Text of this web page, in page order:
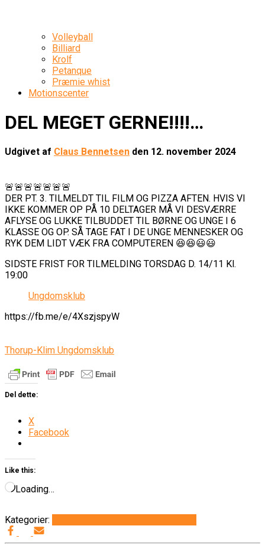
Volleyball
Billiard
Krolf
Petanque
Præmie whist
Motionscenter
DEL MEGET GERNE!!!!…
Udgivet af Claus Bennetsen den 12. november 2024
🚨🚨🚨🚨🚨🚨🚨
DER PT. 3. TILMELDT TIL FILM OG PIZZA AFTEN. HVIS VI
IKKE KOMMER OP PÅ 10 DELTAGER MÅ VI DESVÆRRE
AFLYSE OG LUKKE TILBUDDET TIL BØRNE OG UNGE I 6
KLASSE OG OP. SÅ TAGE FAT I DE UNGE MENNESKER OG
RYK DEM LIDT VÆK FRA COMPUTEREN 😆😆😃😃
SIDSTE FRIST FOR TILMELDING TORSDAG D. 14/11 Kl.
19:00
Ungdomsklub
https://fb.me/e/4XszjspyW
Thorup-Klim Ungdomsklub
Del dette:
X
Facebook
Like this:
Loading…
Kategorier: